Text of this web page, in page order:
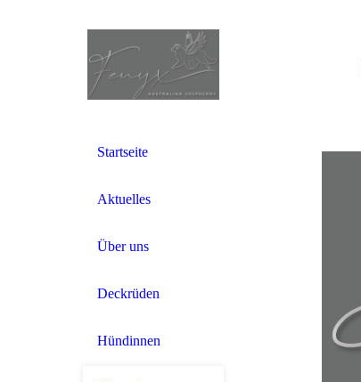
Startseite
Aktuelles
Über uns
Deckrüden
Hündinnen